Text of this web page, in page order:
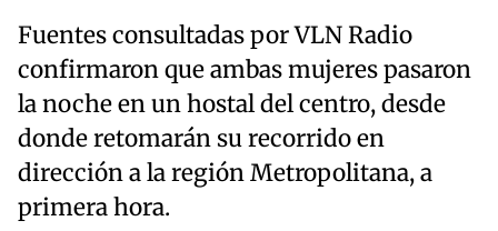
Fuentes consultadas por VLN Radio
confirmaron que ambas mujeres pasaron
la noche en un hostal del centro, desde
donde retomarán su recorrido en
dirección a la región Metropolitana, a
primera hora.